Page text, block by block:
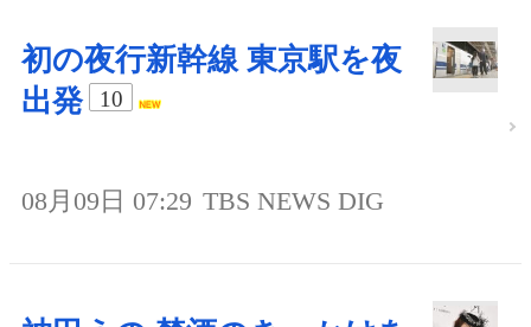
初の夜行新幹線 東京駅を夜
出発
10
08月09日 07:29 TBS NEWS DIG